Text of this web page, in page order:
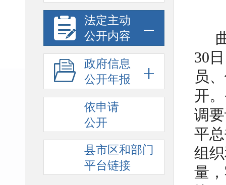
法定主动
公开内容
政府信息
公开年报
依申请
公开
县市区和部门
平台链接
30
员
开
调
平
组
量